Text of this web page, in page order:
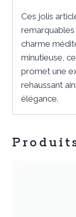
Ces jolis
charme
minutieuse,
promet une
rehaussant
élégance.